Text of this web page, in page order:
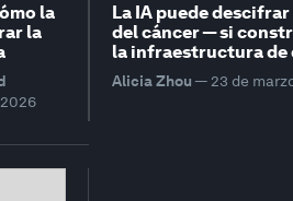
la
la
La IA puede
del cáncer — si
la infraestructura de
Alicia Zhou — 23 de